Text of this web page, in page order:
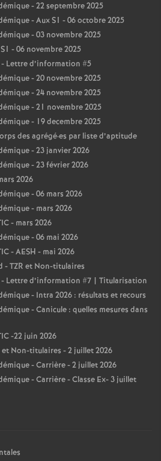
- 22 septembre 2025
- Aux S1 - 06 octobre 2025
- 03 novembre 2025
- 06 novembre 2025
Lettre d’information #5
- 20 novembre 2025
- 24 novembre 2025
- 21 novembre 2025
- 19 decembre 2025
des agrégé·es par liste d’aptitude
- 23 janvier 2026
- 23 février 2026
2026
- 06 mars 2026
- mars 2026
- mars 2026
- 06 mai 2026
- AESH - mai 2026
- TZR et Non-titulaires
- Lettre d’information #7 | Titularisation
- Intra 2026 : résultats et recours
- Canicule : quelles mesures dans
-22 juin 2026
Non-titulaires - 2 juillet 2026
- Carrière - 2 juillet 2026
- Carrière - Classe Ex- 3 juillet